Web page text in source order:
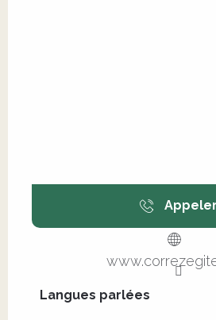
Appeler
Langues parlées
Langues parlées